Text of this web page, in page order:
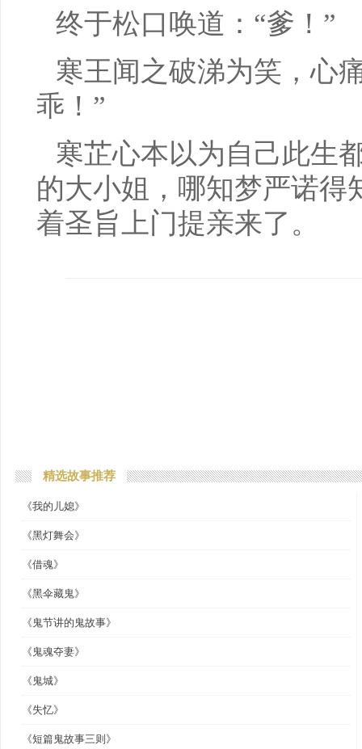
终于松口唤道：“爹！”
寒王闻之破涕为笑，心
乖！”
寒芷心本以为自己此生
的大小姐，哪知梦严诺得
着圣旨上门提亲来了。
精选故事推荐
《我的儿媳》
《黑灯舞会》
《借魂》
《黑伞藏鬼》
《鬼节讲的鬼故事》
《鬼魂夺妻》
《鬼城》
《失忆》
《短篇鬼故事三则》